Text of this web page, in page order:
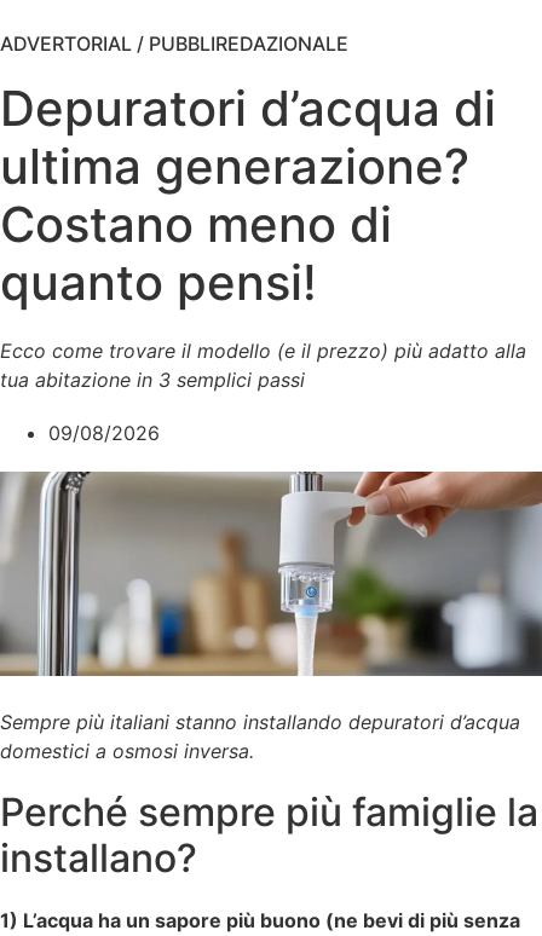
ADVERTORIAL / PUBBLIREDAZIONALE
Depuratori d’acqua di
ultima generazione?
Costano meno di
quanto pensi!
Ecco come trovare il modello (e il prezzo) più adatto alla
tua abitazione in 3 semplici passi
09/08/2026
Sempre più italiani stanno installando depuratori d’acqua
domestici a osmosi inversa.
Perché sempre più famiglie la
installano?
1) L’acqua ha un sapore più buono (ne bevi di più senza